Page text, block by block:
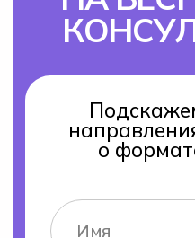
О колледже Хекслет
Сведения об организации
Отзывы студентов
Вакансии Хекслет Колледж
Процесс поступления
Подача документов